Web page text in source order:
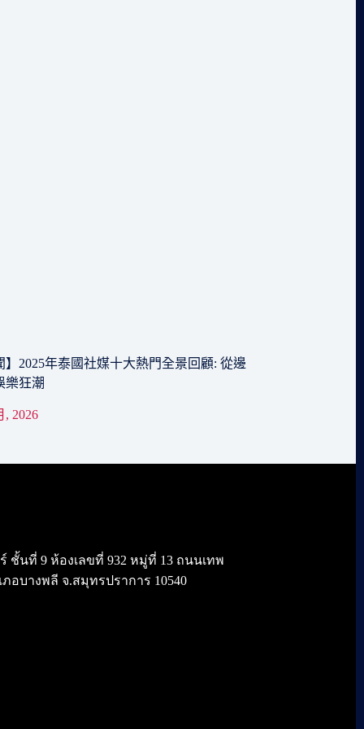
】2025年泰國社媒十大熱門全景回顧: 從邊
樂狂潮
, 2026
ร์ ชั้นที่ 9 ห้องเลขที่ 932 หมู่ที่ 13 ถนนเทพ
อบางพลี จ.สมุทรปราการ 10540